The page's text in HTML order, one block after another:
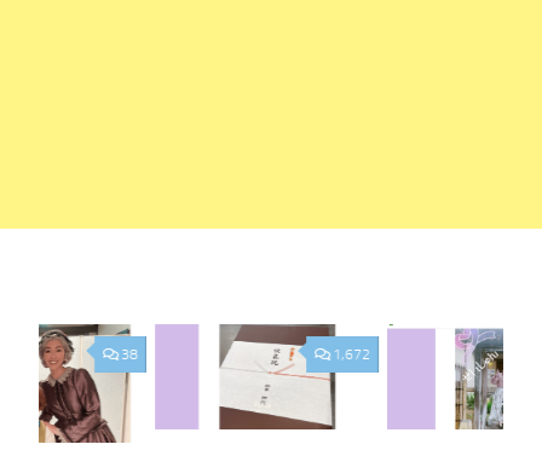
1,672
38